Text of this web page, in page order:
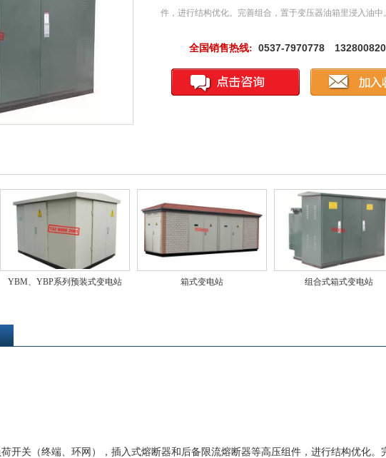
件，进行结构优化。完善组合，置于变压器油箱里浸入油中。
全国销售热线: 0537-7970778
YBM、YBP系列预装式变电站 箱式变电站 组合式箱式变电站
开关（终端、环网），插入式熔断器和后备限流熔断器等高压组件，进行结构优化。